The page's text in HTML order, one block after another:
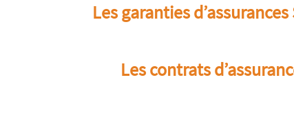
Les garanties
Les contrats